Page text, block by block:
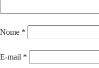
Nome *
E-mail *